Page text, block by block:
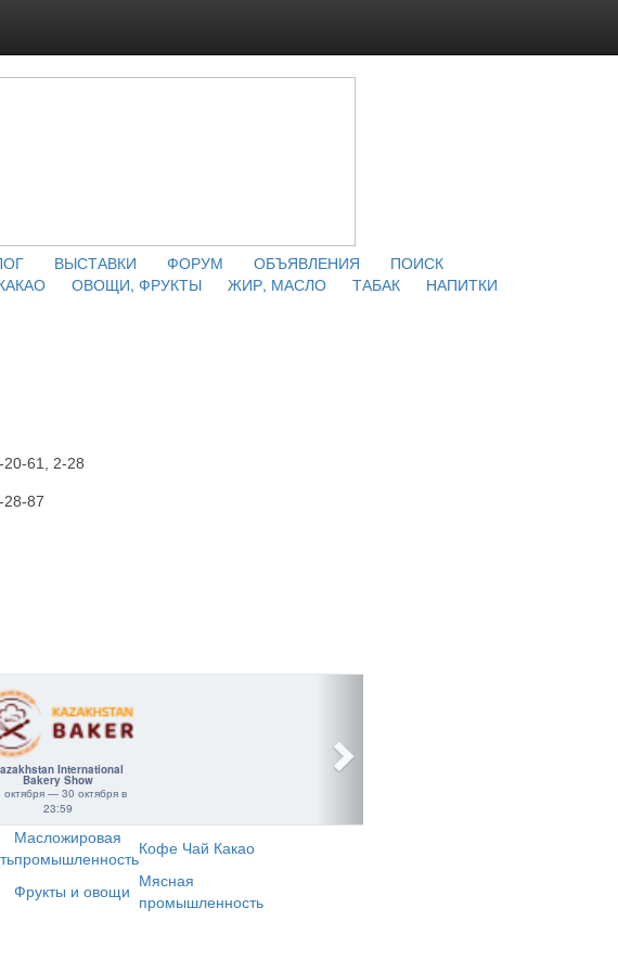
ВЫСТАВКИ ФОРУМ ОБЪЯВЛЕНИЯ
ПОИСК
ОВОЩИ, ФРУКТЫ ЖИР, МАСЛО ТАБАК
НАПИТКИ
61, 2-28
28-87
International
Bakery Show
октября — 30 октября в
23:59
Масложировая
промышленностьКофе Чай Какао
Фрукты и овощи Мясная
промышленность